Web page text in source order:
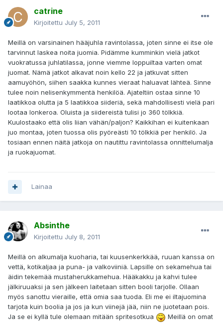
catrine
Kirjoitettu July 5, 2011
Meillä on varsinainen hääjuhla ravintolassa, joten sinne ei itse ole
tarvinnut laskea noita juomia. Pidämme kumminkin vielä jatkot
vuokratussa juhlatilassa, jonne viemme loppuiltaa varten omat
juomat. Nämä jatkot alkavat noin kello 22 ja jatkuvat sitten
aamuyöhön, siihen saakka kunnes vieraat haluavat lähteä. Sinne
tulee noin nelisenkymmentä henkilöä. Ajateltiin ostaa sinne 10
laatikkoa olutta ja 5 laatikkoa siideriä, sekä mahdollisesti vielä pari
lootaa lonkeroa. Oluista ja siidereistä tulisi jo 360 tölkkiä.
Kuulostaako että olis liian vähän/paljon? Kaikkihan ei kuitenkaan
juo montaa, joten tuossa olis pyöreästi 10 tölkkiä per henkilö. Ja
tosiaan ennen näitä jatkoja on nautittu ravintolassa onnittelumalja
ja ruokajuomat.
Lainaa
Absinthe
Kirjoitettu July 8, 2011
Meillä on alkumalja kuoharia, tai kuusenkerkkää, ruuan kanssa on
vettä, kotikaljaa ja puna- ja valkoviiniä. Lapsille on sekamehua tai
äidin tekemää mustaherukkamehua. Hääkakku ja kahvi tulee
jälkiruuaksi ja sen jälkeen laitetaan sitten booli tarjolle. Ollaan
myös sanottu vieraille, että omia saa tuoda. Eli me ei iltajuomina
tarjota kuin boolia ja jos ja kun viinejä jää, niin ne juotetaan pois.
Ja se ei kyllä tule olemaan mitään spritesotkua
Meillä on omat